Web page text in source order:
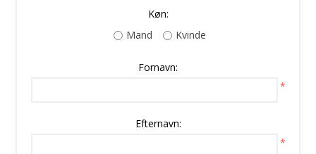
Køn:
Mand
Kvinde
Fornavn:
*
Efternavn:
*